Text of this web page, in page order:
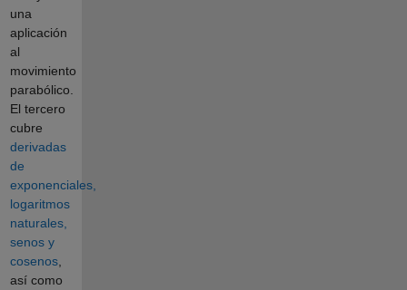
una
aplicación
al
movimiento
parabólico.
El tercero
cubre
derivadas
de
exponenciales,
logaritmos
naturales,
senos y
cosenos,
así como